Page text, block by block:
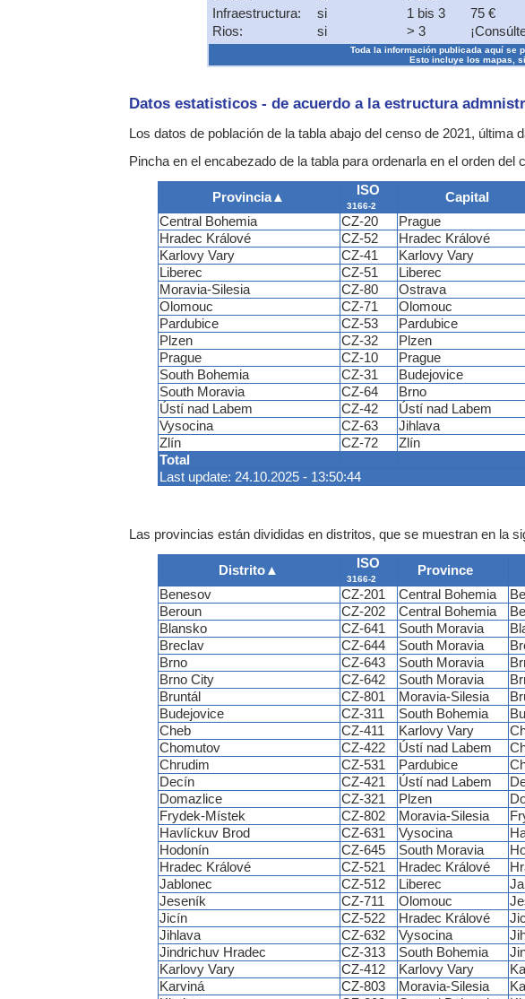
Infraestructura:
si
Rios:
si
1 bis 3
75 €
> 3
Toda la información publicada aquí se
Esto incluye los mapas,
Datos estatisticos - de acuerdo a la estructura
Los datos de población de la tabla abajo del censo de 2021, última
Pincha en el encabezado de la tabla para ordenarla en el orden
Provincia▲ ISO
3166-2
Capital
Total
Last update: 24.10.2025 - 13:50:44
Central Bohemia CZ-20 Prague
Hradec Králové
CZ-52 Hradec Králové
Karlovy Vary
CZ-41 Karlovy Vary
Liberec
CZ-51 Liberec
Moravia-Silesia
CZ-80 Ostrava
Olomouc
CZ-71 Olomouc
Pardubice
CZ-53 Pardubice
Plzen
CZ-32 Plzen
Prague
CZ-10 Prague
South Bohemia
CZ-31 Budejovice
South Moravia
CZ-64 Brno
Ústí nad Labem
CZ-42 Ústí nad Labem
Vysocina
CZ-63 Jihlava
Zlín
CZ-72 Zlín
Las provincias están divididas en distritos, que se muestran en la
Distrito▲ ISO
3166-2
Province
Benesov CZ-201 Central Bohemia
Beroun
CZ-202 Central Bohemia
Blansko
CZ-641 South Moravia
Breclav
CZ-644 South Moravia
Brno
CZ-643 South Moravia
Brno City
CZ-642 South Moravia
Bruntál
CZ-801 Moravia-Silesia
Budejovice
CZ-311 South Bohemia
Cheb
CZ-411 Karlovy Vary
Chomutov
CZ-422 Ústí nad Labem
Chrudim
CZ-531 Pardubice
Decín
CZ-421 Ústí nad Labem
Domazlice
CZ-321 Plzen
Frydek-Místek
CZ-802 Moravia-Silesia
Havlíckuv Brod
CZ-631 Vysocina
Hodonín
CZ-645 South Moravia
Hradec Králové
CZ-521 Hradec Králové
Jablonec
CZ-512 Liberec
Jeseník
CZ-711 Olomouc
Jicín
CZ-522 Hradec Králové
Jihlava
CZ-632 Vysocina
Jindrichuv Hradec
CZ-313 South Bohemia
Karlovy Vary
CZ-412 Karlovy Vary
Karviná
CZ-803 Moravia-Silesia